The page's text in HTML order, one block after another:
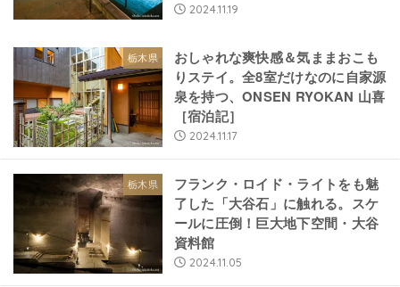
2024.11.19
栃木県
おしゃれな爽快感＆気ままおこも
りステイ。全8室だけなのに自家源
泉を持つ、ONSEN RYOKAN 山喜
［宿泊記］
2024.11.17
栃木県
フランク・ロイド・ライトをも魅
了した「大谷石」に触れる。スケ
ールに圧倒！巨大地下空間・大谷
資料館
2024.11.05